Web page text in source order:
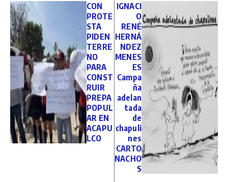
CON
PROTE
STA
PIDEN
TERRE
NO
PARA
CONST
RUIR
PREPA
POPUL
AR EN
ACAPU
LCO
IGNACI
O
RENÉ
HERNÁ
NDEZ
MENES
ES
Campa
ña
adelan
tada
de
chapuli
nes
CARTO
NACHO
S